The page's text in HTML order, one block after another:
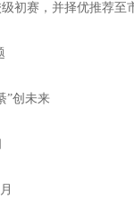
初赛，并择优推荐至
”创未来